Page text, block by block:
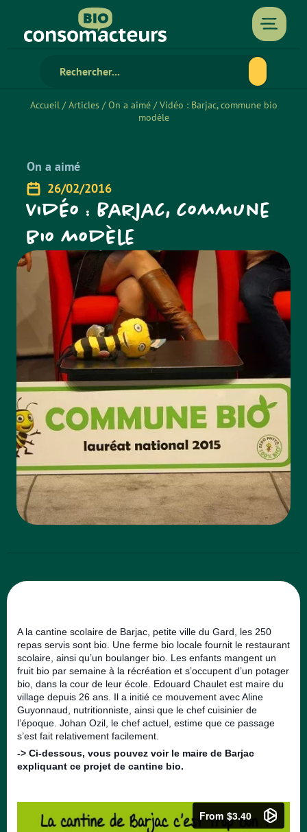
Accueil/Articles/On a aimé/Vidéo : Barjac, commune bio
modèle
On a aimé
26/02/2016
Vidéo : Barjac, commune
bio modèle
A la cantine scolaire de Barjac, petite ville du Gard, les 250
repas servis sont bio. Une ferme bio locale fournit le restaurant
scolaire, ainsi qu’un boulanger bio. Les enfants mangent un
fruit bio par semaine à la récréation et s’occupent d’un potager
bio, dans la cour de leur école. Edouard Chaulet est maire du
village depuis 26 ans. Il a initié ce mouvement avec Aline
Guyonnaud, nutritionniste, ainsi que le chef cuisinier de
l’époque. Johan Ozil, le chef actuel, estime que ce passage
s’est fait relativement facilement.
-> Ci-dessous, vous pouvez voir le maire de Barjac
expliquant ce projet de cantine bio.